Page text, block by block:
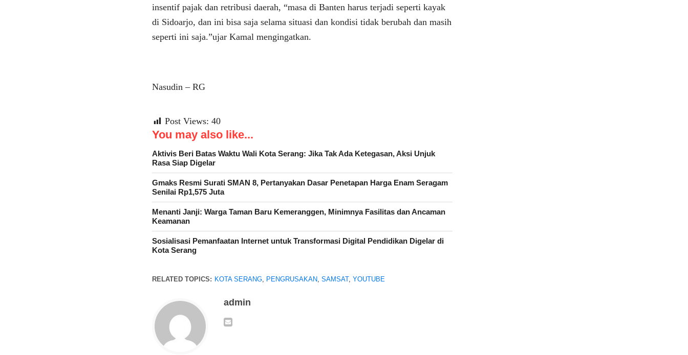
insentif pajak dan retribusi daerah, “masa di Banten harus terjadi seperti kayak
di Sidoarjo, dan ini bisa saja selama situasi dan kondisi tidak berubah dan masih
seperti ini saja.”ujar Kamal mengingatkan.
Nasudin – RG
Post Views: 40
You may also like...
Aktivis Beri Batas Waktu Wali Kota Serang: Jika Tak Ada Ketegasan, Aksi Unjuk
Rasa Siap Digelar
Gmaks Resmi Surati SMAN 8, Pertanyakan Dasar Penetapan Harga Enam Seragam
Senilai Rp1,575 Juta
Menanti Janji: Warga Taman Baru Kemeranggen, Minimnya Fasilitas dan Ancaman
Keamanan
Sosialisasi Pemanfaatan Internet untuk Transformasi Digital Pendidikan Digelar di
Kota Serang
RELATED TOPICS: KOTA SERANG, PENGRUSAKAN,SAMSAT,YOUTUBE
admin